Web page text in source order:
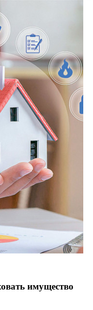
имущество